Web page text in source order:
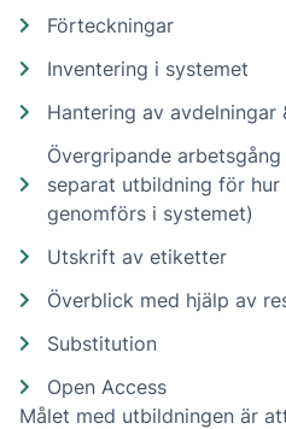
Förteckningar
Inventering i systemet
Hantering av avdelningar
Övergripande
separat utbildning för
genomförs i systemet)
Utskrift av etiketter
Överblick med hjälp av
Substitution
Open Access
Målet med utbildningen är